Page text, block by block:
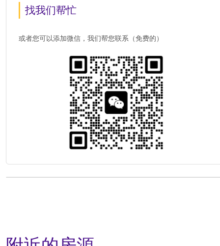
找我们帮忙
或者您可以添加微信，我们帮您联系（免费的）